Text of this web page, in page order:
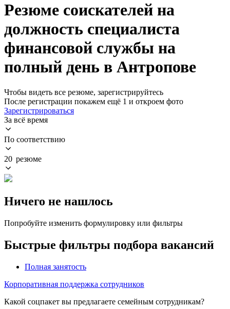
Резюме соискателей на
должность специалиста
финансовой службы на
полный день в Антропове
Чтобы видеть все резюме, зарегистрируйтесь
После регистрации покажем ещё 1 и откроем фото
Зарегистрироваться
За всё время
По соответствию
20 резюме
Ничего не нашлось
Попробуйте изменить формулировку или фильтры
Быстрые фильтры подбора вакансий
Полная занятость
Корпоративная поддержка сотрудников
Какой соцпакет вы предлагаете семейным сотрудникам?